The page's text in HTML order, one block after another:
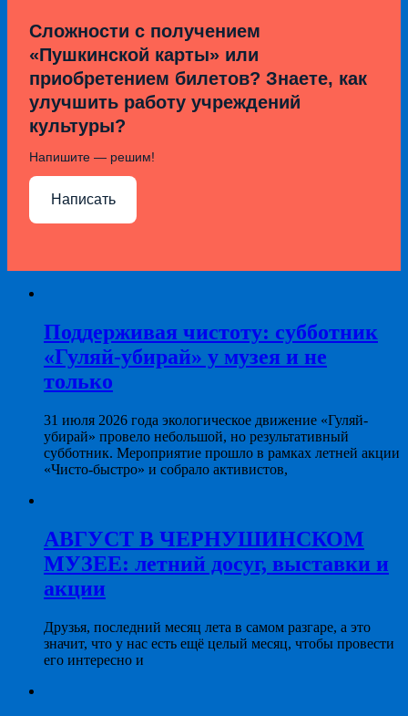
Сложности с получением
«Пушкинской карты» или
приобретением билетов? Знаете, как
улучшить работу учреждений
культуры?
Напишите — решим!
Написать
Поддерживая чистоту: субботник
«Гуляй-убирай» у музея и не
только
31 июля 2026 года экологическое движение «Гуляй-
убирай» провело небольшой, но результативный
субботник. Мероприятие прошло в рамках летней акции
«Чисто-быстро» и собрало активистов,
АВГУСТ В ЧЕРНУШИНСКОМ
МУЗЕЕ: летний досуг, выставки и
акции
Друзья, последний месяц лета в самом разгаре, а это
значит, что у нас есть ещё целый месяц, чтобы провести
его интересно и